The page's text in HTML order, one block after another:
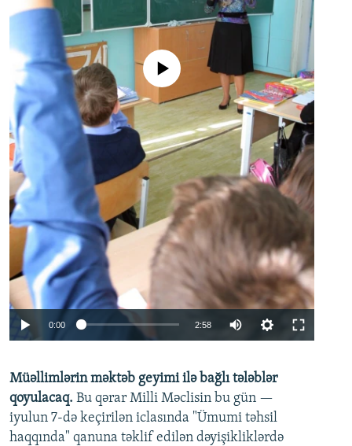
No media source currently available
0:00 2:58
360p
480p
720p
Müəllimlərin məktəb geyimi ilə bağlı tələblər
qoyulacaq. Bu qərar Milli Məclisin bu gün —
iyulun 7-də keçirilən iclasında "Ümumi təhsil
haqqında" qanuna təklif edilən dəyişikliklərdə